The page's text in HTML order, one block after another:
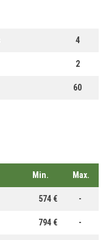
4
2
60
Min. Max.
574 € -
794 € -